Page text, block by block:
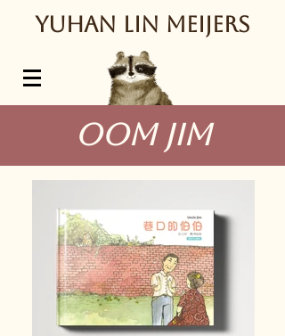
Yuhan Lin Meijers
Oom Jim